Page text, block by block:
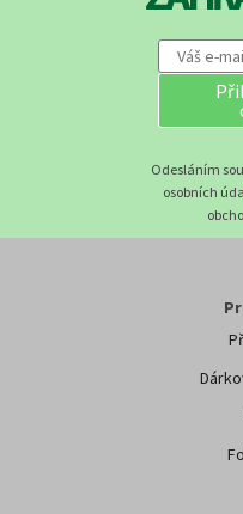
Odesláním
osobních